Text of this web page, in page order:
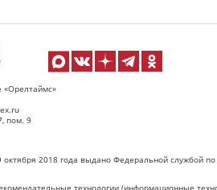
«Орелтаймс»
пом. 9
2018 года выдано Федеральной службой